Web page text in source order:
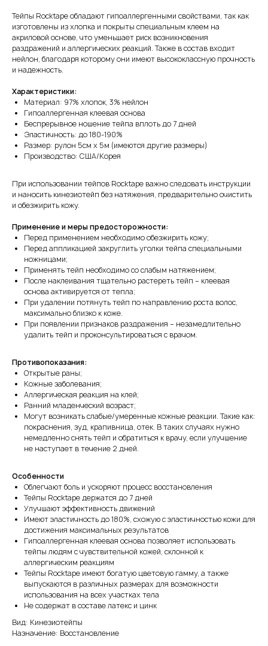
Тейпы Rocktape обладают гипоаллергенными свойствами, так как
изготовлены из хлопка и покрыты специальным клеем на
акриловой основе, что уменьшает риск возникновения
раздражений и аллергических реакций. Также в состав входит
нейлон, благодаря которому они имеют высококлассную прочность
и надежность.
Характеристики:
Материал: 97% хлопок, 3% нейлон
Гипоаллергенная клеевая основа
Беспрерывное ношение тейпа вплоть до 7 дней
Эластичность: до 180-190%
Размер: рулон 5см х 5м (имеются другие размеры)
Производство: США/Корея
При использовании тейпов Rocktape важно следовать инструкции
и наносить кинезиотейп без натяжения, предварительно очистить
и обезжирить кожу.
Применение и меры предосторожности:
Перед применением необходимо обезжирить кожу;
Перед аппликацией закруглить уголки тейпа специальными
ножницами;
Применять тейп необходимо со слабым натяжением;
После наклеивания тщательно растереть тейп – клеевая
основа активируется от тепла;
При удалении потянуть тейп по направлению роста волос,
максимально близко к коже.
При появлении признаков раздражения – незамедлительно
удалить тейп и проконсультироваться с врачом.
Противопоказания:
Открытые раны;
Кожные заболевания;
Аллергическая реакция на клей;
Ранний младенческий возраст;
Могут возникать слабые/умеренные кожные реакции. Такие как:
покраснения, зуд, крапивница, отек. В таких случаях нужно
немедленно снять тейп и обратиться к врачу, если улучшение
не наступает в течение 2 дней.
Особенности
Облегчают боль и ускоряют процесс восстановления
Тейпы Rocktape держатся до 7 дней
Улучшают эффективность движений
Имеют эластичность до 180%, схожую с эластичностью кожи для
достижения максимальных результатов
Гипоаллергенная клеевая основа позволяет использовать
тейпы людям с чувствительной кожей, склонной к
аллергическим реакциям
Тейпы Rocktape имеют богатую цветовую гамму, а также
выпускаются в различных размерах для возможности
использования на всех участках тела
Не содержат в составе латекс и цинк
Вид: Кинезиотейпы
Назначение: Восстановление